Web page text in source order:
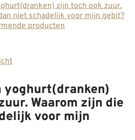
zijn toch ook zuur.
niet schadelijk voor mijn gebit?
producten
yoghurt(dranken)
Waarom zijn die
voor mijn